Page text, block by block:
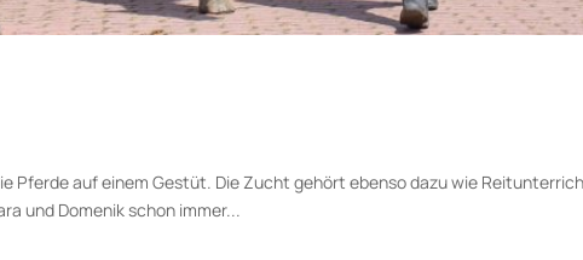
auf einem Gestüt. Die Zucht gehört ebenso dazu wie
und Domenik schon immer...